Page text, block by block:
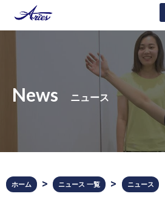
News ニュース
ホーム ニュース 一覧 ニュース